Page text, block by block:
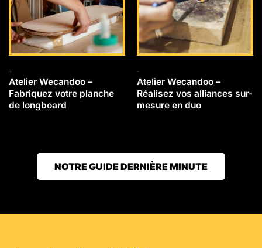
Atelier Wecandoo –
Fabriquez votre planche
de longboard
Atelier Wecandoo –
Réalisez vos alliances sur-
mesure en duo
NOTRE GUIDE DERNIÈRE MINUTE